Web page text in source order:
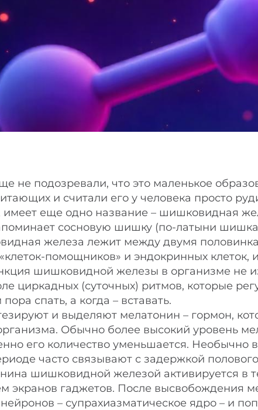
не подозревали, что это маленькое
и считали его у человека просто
имеет еще одно название – шишковидная
сосновую шишку (по-латыни шишка
железа лежит между двумя
помощников» и эндокринных клеток,
шишковидной железы в организме не
циркадных (суточных) ритмов, которые
спать, а когда – вставать.
и выделяют мелатонин – гормон,
Обычно более высокий уровень
его количество уменьшается. Необычно
часто связывают с задержкой
шишковидной железой активируется в
экранов гаджетов. После высвобождения
– супрахиазматическое ядро – и